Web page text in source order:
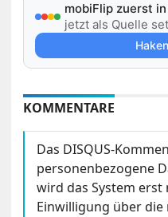
mobiFlip zuerst
jetzt als Quelle
KOMMENTARE
Das DISQUS-
personenbezogene
wird das System
Einwilligung über